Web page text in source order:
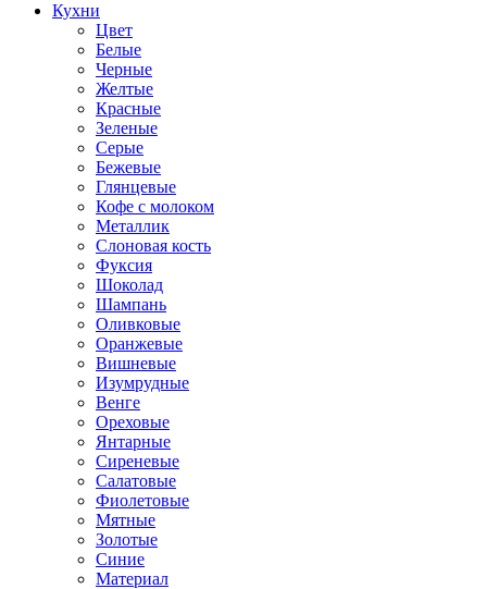
Кухни
Цвет
Белые
Черные
Желтые
Красные
Зеленые
Серые
Бежевые
Глянцевые
Кофе с молоком
Металлик
Слоновая кость
Фуксия
Шоколад
Шампань
Оливковые
Оранжевые
Вишневые
Изумрудные
Венге
Ореховые
Янтарные
Сиреневые
Салатовые
Фиолетовые
Мятные
Золотые
Синие
Материал